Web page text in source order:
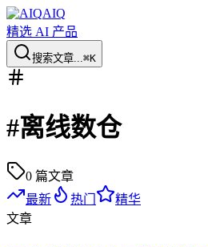
AIQ
精选 AI 产品
搜索文章...⌘K
#离线数仓
0 篇文章
最新
热门
精华
文章